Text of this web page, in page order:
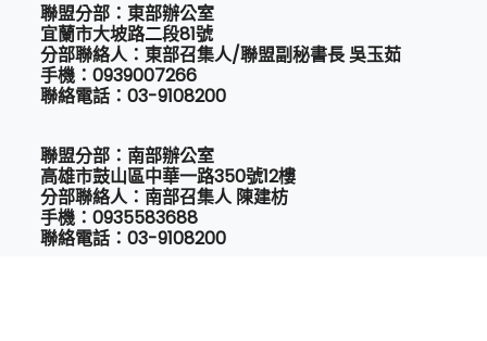
聯盟分部：東部辦公室
宜蘭市大坡路二段81號
分部聯絡人：東部召集人/聯盟副秘書長 吳玉茹
手機：0939007266
聯絡電話：03-9108200
聯盟分部：南部辦公室
高雄市鼓山區中華一路350號12樓
分部聯絡人：南部召集人 陳建枋
手機：0935583688
聯絡電話：03-9108200